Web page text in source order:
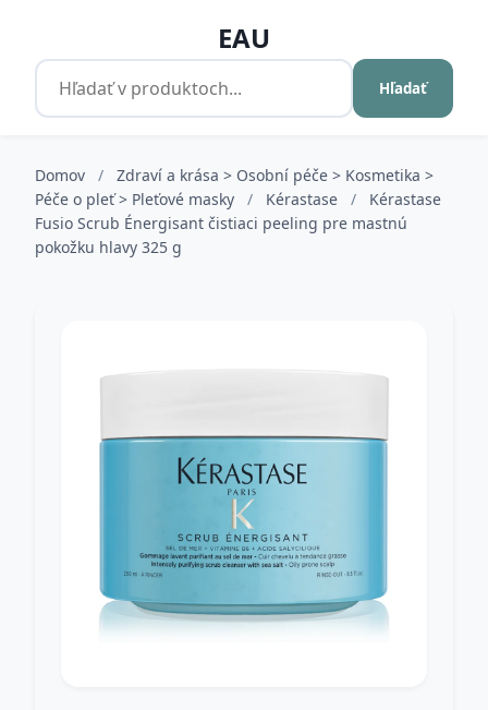
EAU
Hľadať
Domov /
Zdraví a krása > Osobní péče > Kosmetika >
Péče o pleť > Pleťové masky
/ Kérastase /
Kérastase
Fusio Scrub Énergisant čistiaci peeling pre mastnú
pokožku hlavy 325 g